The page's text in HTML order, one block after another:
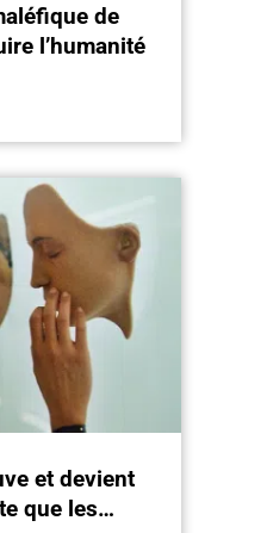
de
l’humanité
et devient
que les